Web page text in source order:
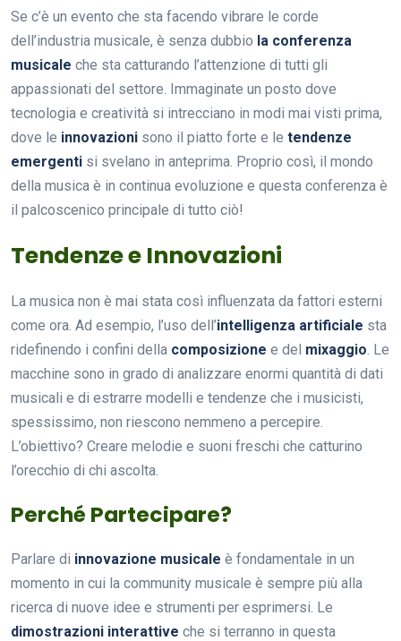
Se c’è un evento che sta facendo vibrare le corde
dell’industria musicale, è senza dubbio la conferenza
musicale che sta catturando l’attenzione di tutti gli
appassionati del settore. Immaginate un posto dove
tecnologia e creatività si intrecciano in modi mai visti prima,
dove le innovazioni sono il piatto forte e le tendenze
emergenti si svelano in anteprima. Proprio così, il mondo
della musica è in continua evoluzione e questa conferenza è
il palcoscenico principale di tutto ciò!
Tendenze e Innovazioni
La musica non è mai stata così influenzata da fattori esterni
come ora. Ad esempio, l’uso dell’intelligenza artificiale sta
ridefinendo i confini della composizione e del mixaggio. Le
macchine sono in grado di analizzare enormi quantità di dati
musicali e di estrarre modelli e tendenze che i musicisti,
spessissimo, non riescono nemmeno a percepire.
L’obiettivo? Creare melodie e suoni freschi che catturino
l’orecchio di chi ascolta.
Perché Partecipare?
Parlare di innovazione musicale è fondamentale in un
momento in cui la community musicale è sempre più alla
ricerca di nuove idee e strumenti per esprimersi. Le
dimostrazioni interattive che si terranno in questa